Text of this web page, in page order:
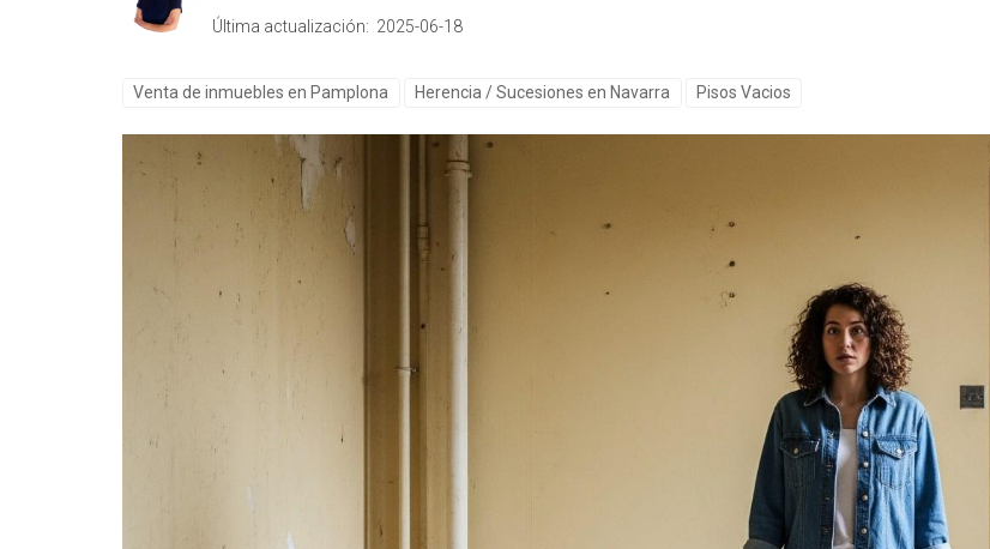
Última actualización: 2025-06-18
Venta de inmuebles en Pamplona Herencia / Sucesiones en Navarra Pisos Vacios